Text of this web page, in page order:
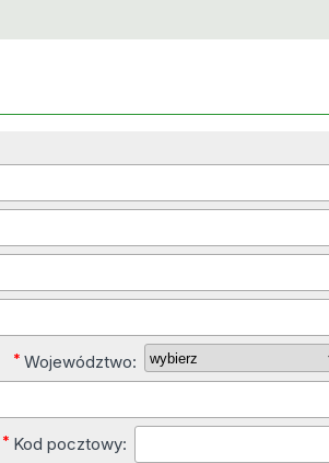
*Województwo:
* Kod pocztowy: